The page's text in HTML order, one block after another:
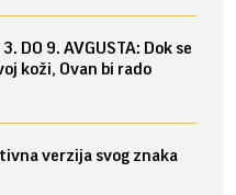
3. DO 9. AVGUSTA: Dok se
koži, Ovan bi rado
verzija svog znaka